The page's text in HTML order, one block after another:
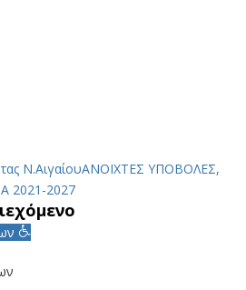
Ν.ΑιγαίουΑΝΟΙΧΤΕΣ ΥΠΟΒΟΛΕΣ,
2021-2027